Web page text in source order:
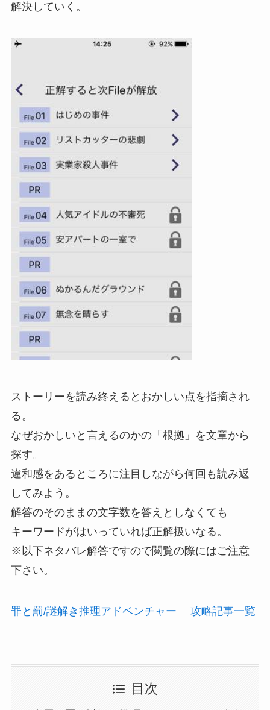
解決していく。
ストーリーを読み終えるとおかしい点を指摘され
る。
なぜおかしいと言えるのかの「根拠」を文章から
探す。
違和感をあるところに注目しながら何回も読み返
してみよう。
解答のそのままの文字数を答えとしなくても
キーワードがはいっていれば正解扱いなる。
※以下ネタバレ解答ですので閲覧の際にはご注意
下さい。
罪と罰/謎解き推理アドベンチャー 攻略記事一覧
目次